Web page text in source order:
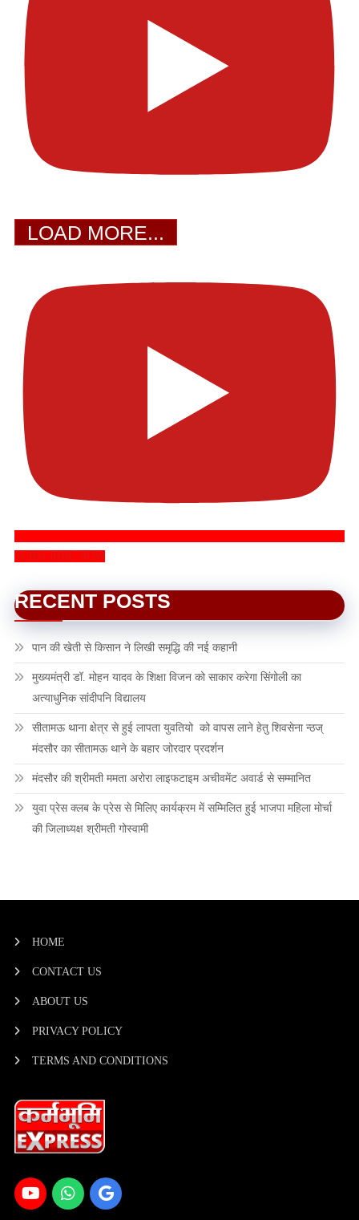
LOAD MORE...
SUBSCRIBE NOW
RECENT POSTS
पान की खेती से किसान ने लिखी समृद्धि की नई कहानी
मुख्यमंत्री डॉ. मोहन यादव के शिक्षा विजन को साकार करेगा सिंगोली का
अत्याधुनिक सांदीपनि विद्यालय
सीतामऊ थाना क्षेत्र से हुई लापता युवतियो को वापस लाने हेतु शिवसेना न्ठज्
मंदसौर का सीतामऊ थाने के बहार जोरदार प्रदर्शन
मंदसौर की श्रीमती ममता अरोरा लाइफटाइम अचीवमेंट अवार्ड से सम्मानित
युवा प्रेस क्लब के प्रेस से मिलिए कार्यक्रम में सम्मिलित हुई भाजपा महिला मोर्चा
की जिलाध्यक्ष श्रीमती गोस्वामी
HOME
CONTACT US
ABOUT US
PRIVACY POLICY
TERMS AND CONDITIONS